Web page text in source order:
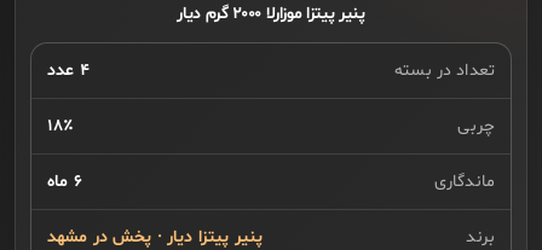
پنیر پیتزا موزارلا ۲۰۰۰ گرم دیار
تعداد در بسته ۴ عدد
چربی ۱۸٪
ماندگاری ۶ ماه
برند پنیر پیتزا دیار · پخش در مشهد